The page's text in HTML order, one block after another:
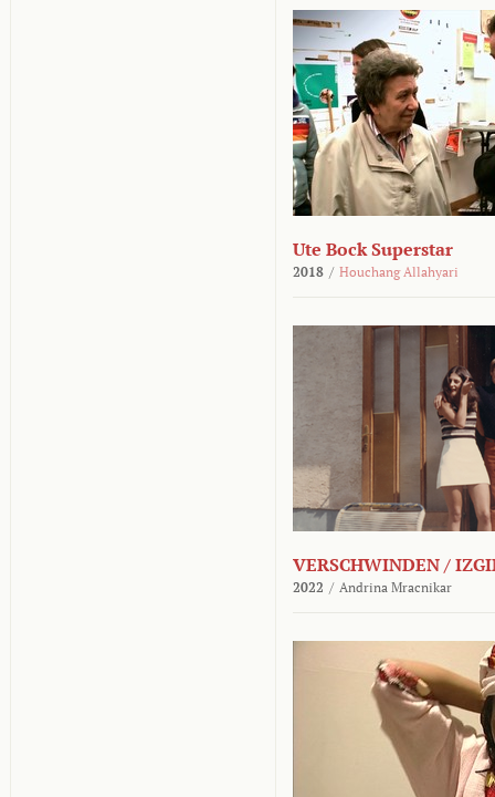
Ute Bock Superstar
2018 / Houchang Allahyari
VERSCHWINDEN /
2022 / Andrina Mracnikar